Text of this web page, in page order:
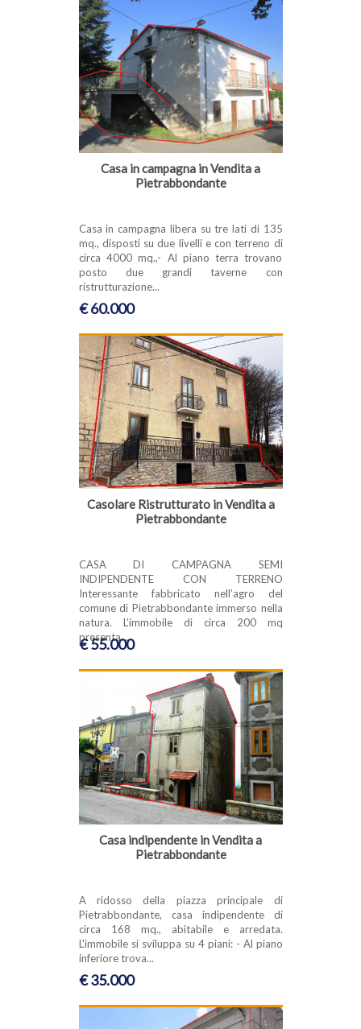
Casa in campagna in Vendita a
Pietrabbondante
Casa in campagna libera su tre lati di 135
mq., disposti su due livelli e con terreno di
circa 4000 mq.,- Al piano terra trovano
posto due grandi taverne con
ristrutturazione...
€ 60.000
Casolare Ristrutturato in Vendita a
Pietrabbondante
CASA DI CAMPAGNA SEMI
INDIPENDENTE CON TERRENO
Interessante fabbricato nell’agro del
comune di Pietrabbondante immerso nella
natura. L’immobile di circa 200 mq
presenta...
€ 55.000
Casa indipendente in Vendita a
Pietrabbondante
A ridosso della piazza principale di
Pietrabbondante, casa indipendente di
circa 168 mq., abitabile e arredata.
L'immobile si sviluppa su 4 piani: - Al piano
inferiore trova...
€ 35.000